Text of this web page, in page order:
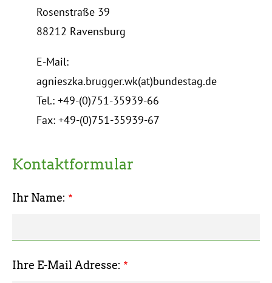
Rosenstraße 39
88212 Ravensburg
E-Mail:
agnieszka.brugger.wk(at)bundestag.de
Tel.: +49-(0)751-35939-66
Fax: +49-(0)751-35939-67
Kontaktformular
Ihr Name:
Ihre E-Mail Adresse: